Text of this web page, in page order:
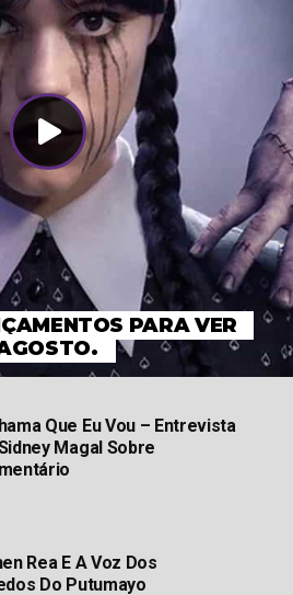
PARA VER
Que Eu Vou – Entrevista
Magal Sobre
Rea E A Voz Dos
Do Putumayo